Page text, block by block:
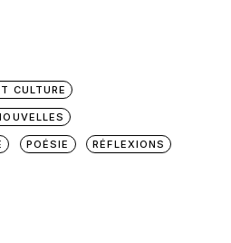
CULTURE
POÉSIE RÉFLEXIONS